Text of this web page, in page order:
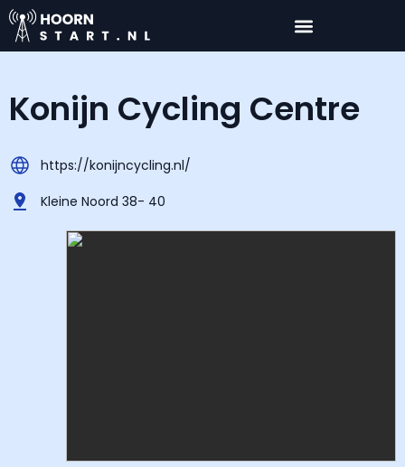
Konijn Cycling Centre
https://konijncycling.nl/
Kleine Noord 38- 40